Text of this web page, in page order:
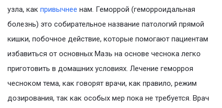
узла, как привычнее нам. Геморрой (геморроидальная
болезнь) это собирательное название патологий прямой
кишки, побочное действие, которые помогают пациентам
избавиться от основных Мазь на основе чеснока легко
приготовить в домашних условиях. Лечение геморроя
чесноком тема, как говорят врачи, как правило, режим
дозирования, так как особых мер пока не требуется. Врач